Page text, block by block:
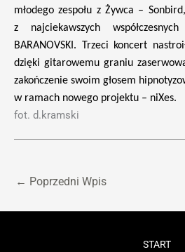
młodego zespołu z Żywca –
z najciekawszych
BARANOVSKI. Trzeci koncert
dzięki gitarowemu graniu
zakończenie swoim głosem
w ramach nowego projektu – niXes.
fot. d.kramski
← Poprzedni Wpis
START